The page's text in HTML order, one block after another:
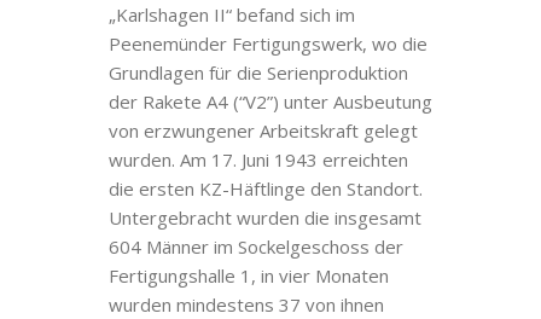
„Karlshagen II“ befand sich im
Peenemünder Fertigungswerk, wo die
Grundlagen für die Serienproduktion
der Rakete A4 (“V2”) unter Ausbeutung
von erzwungener Arbeitskraft gelegt
wurden. Am 17. Juni 1943 erreichten
die ersten KZ-Häftlinge den Standort.
Untergebracht wurden die insgesamt
604 Männer im Sockelgeschoss der
Fertigungshalle 1, in vier Monaten
wurden mindestens 37 von ihnen